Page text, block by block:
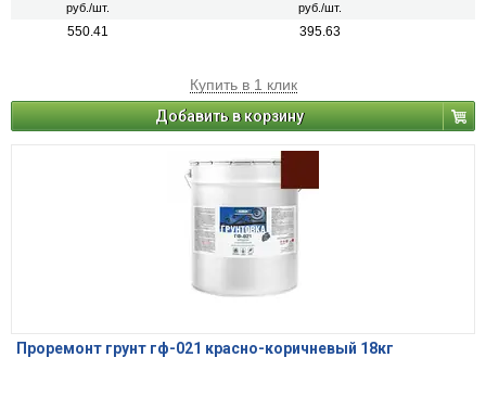
руб./шт. руб./шт.
550.41 395.63
Купить в 1 клик
Добавить в корзину
Проремонт грунт гф-021 красно-коричневый 18кг